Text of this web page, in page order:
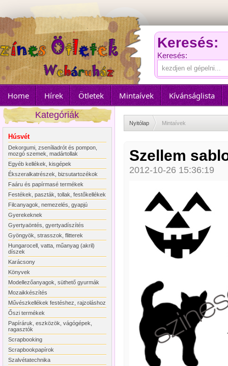
Keresés:
Keresés:
Home Hírek Ötletek Mintaívek
Kívánságlista
Kategóriák
Húsvét
Dekorgumi, zseníliadrót és pompon,
mozgó szemek, madártollak
Egyéb kellékek, kisgépek
Ékszeralkatrészek, bizsutartozékok
Faáru és papírmasé termékek
Festékek, paszták, tollak, festőkellékek
Filcanyagok, nemezelés, gyapjú
Gyerekeknek
Gyertyaöntés, gyertyadíszítés
Gyöngyök, strasszok, flitterek
Hungarocell, vatta, műanyag (akril)
díszek
Karácsony
Könyvek
Modellezőanyagok, süthető gyurmák
Mozaikkészítés
Művészkellékek festéshez, rajzoláshoz
Őszi termékek
Papíráruk, eszközök, vágógépek,
ragasztók
Scrapbooking
Scrapbookpapírok
Szalvétatechnika
Nyitólap Mintaívek
Szellem
2012-10-26 15:36:19